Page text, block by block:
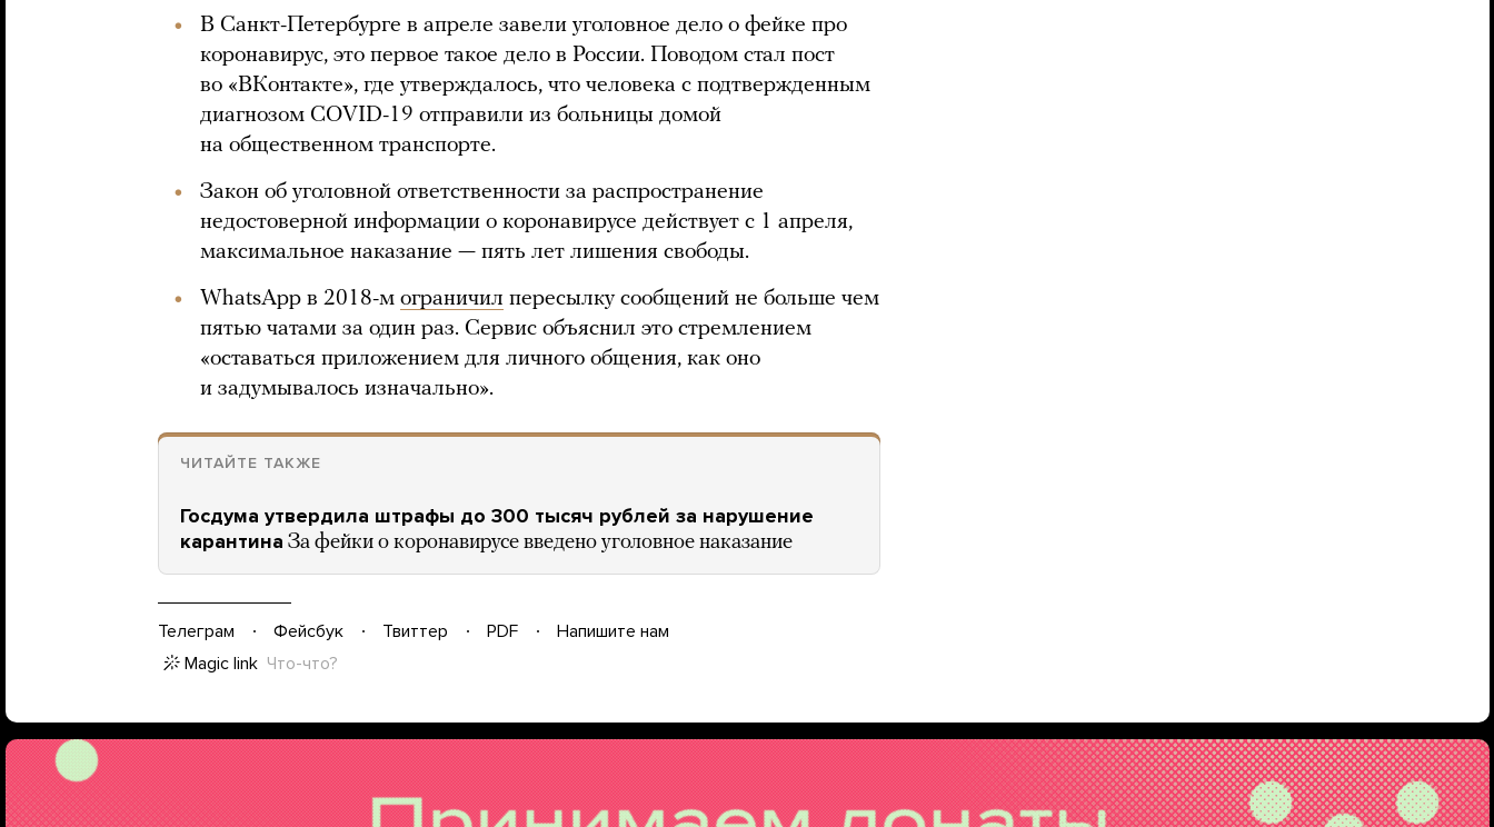
В Санкт-Петербурге в апреле завели уголовное дело о фейке про
коронавирус, это первое такое дело в России. Поводом стал пост
во «ВКонтакте», где утверждалось, что человека с подтвержденным
диагнозом COVID-19 отправили из больницы домой
на общественном транспорте.
Закон об уголовной ответственности за распространение
недостоверной информации о коронавирусе действует с 1 апреля,
максимальное наказание — пять лет лишения свободы.
WhatsApp в 2018-м ограничил пересылку сообщений не больше чем
пятью чатами за один раз. Сервис объяснил это стремлением
«оставаться приложением для личного общения, как оно
и задумывалось изначально».
ЧИТАЙТЕ ТАКЖЕ
Госдума утвердила штрафы до 300 тысяч рублей за нарушение
карантина За фейки о коронавирусе введено уголовное наказание
Телеграм Фейсбук Твиттер PDF
Напишите нам
Magic link Что-что?